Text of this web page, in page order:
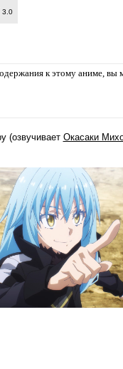
3.0
к этому аниме, вы
(озвучивает Окасаки